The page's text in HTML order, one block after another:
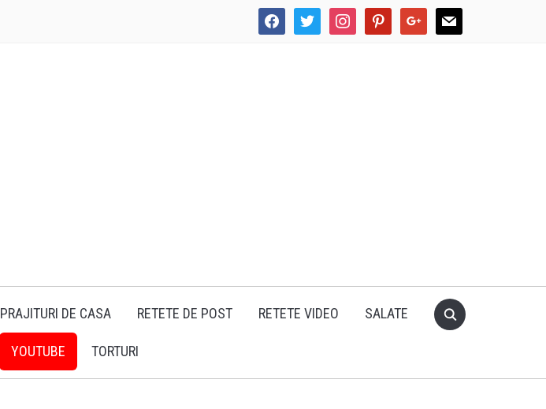
facebooktwitter instagrampinterestgoogle mail
PRAJITURI DE CASA RETETE DE POST RETETE VIDEO SALATE
YOUTUBE TORTURI